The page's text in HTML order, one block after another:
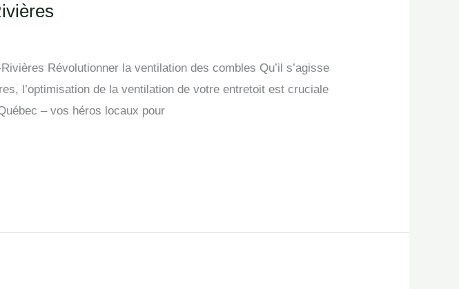
Révolutionner la ventilation des combles Qu’il s’agisse
l’optimisation de la ventilation de votre entretoit est cruciale
– vos héros locaux pour